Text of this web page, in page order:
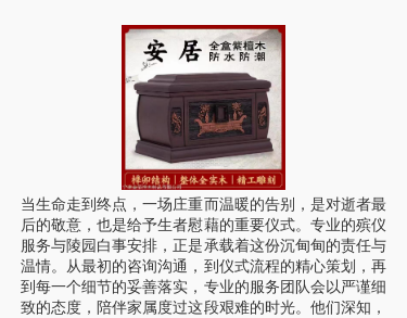
当生命走到终点，一场庄重而温暖的告别，是对逝者最
后的敬意，也是给予生者慰藉的重要仪式。专业的殡仪
服务与陵园白事安排，正是承载着这份沉甸甸的责任与
温情。从最初的咨询沟通，到仪式流程的精心策划，再
到每一个细节的妥善落实，专业的服务团队会以严谨细
致的态度，陪伴家属度过这段艰难的时光。他们深知，